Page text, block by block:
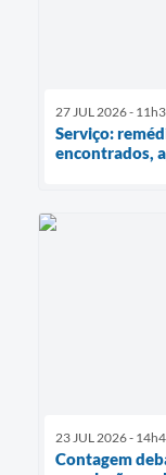
27 JUL 2026 -
Serviço:
encontrados,
23 JUL 2026 -
Contagem